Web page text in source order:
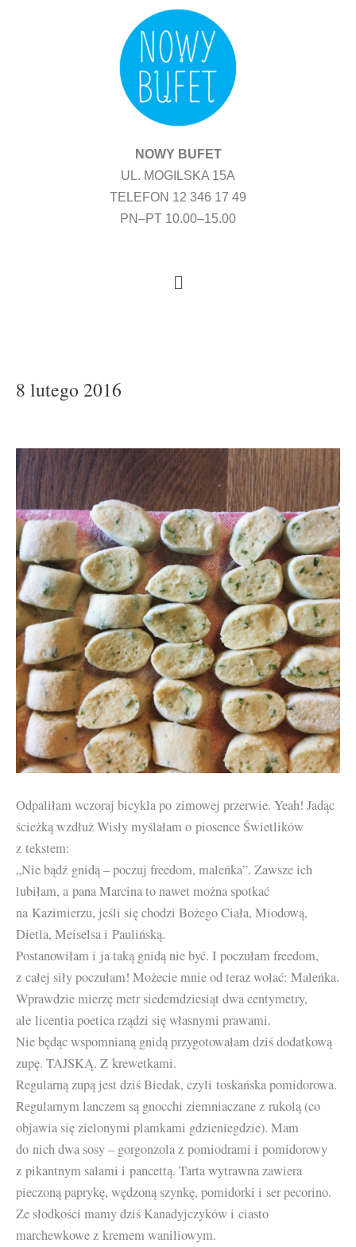
NOWY BUFET
UL. MOGILSKA 15A
TELEFON 12 346 17 49
PN–PT 10.00–15.00
Menu
8 lutego 2016
Odpaliłam wczoraj bicykla po zimowej przerwie. Yeah! Jadąc
ścieżką wzdłuż Wisły myślałam o piosence Świetlików
z tekstem:
„Nie bądź gnidą – poczuj freedom, maleńka”. Zawsze ich
lubiłam, a pana Marcina to nawet można spotkać
na Kazimierzu, jeśli się chodzi Bożego Ciała, Miodową,
Dietla, Meiselsa i Paulińską.
Postanowiłam i ja taką gnidą nie być. I poczułam freedom,
z całej siły poczułam! Możecie mnie od teraz wołać: Maleńka.
Wprawdzie mierzę metr siedemdziesiąt dwa centymetry,
ale licentia poetica rządzi się własnymi prawami.
Nie będąc wspomnianą gnidą przygotowałam dziś dodatkową
zupę. TAJSKĄ. Z krewetkami.
Regularną zupą jest dziś Biedak, czyli toskańska pomidorowa.
Regularnym lanczem są gnocchi ziemniaczane z rukolą (co
objawia się zielonymi plamkami gdzieniegdzie). Mam
do nich dwa sosy – gorgonzola z pomiodrami i pomidorowy
z pikantnym salami i pancettą. Tarta wytrawna zawiera
pieczoną paprykę, wędzoną szynkę, pomidorki i ser pecorino.
Ze słodkości mamy dziś Kanadyjczyków i ciasto
marchewkowe z kremem waniliowym.